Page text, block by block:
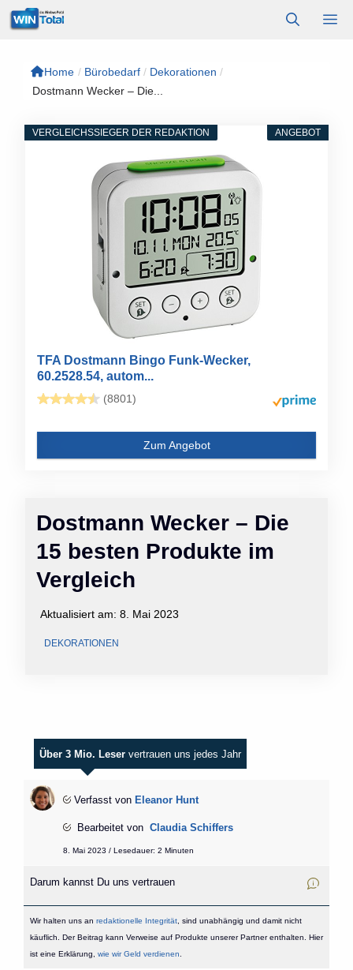
Zum
Inhalt
Home / Bürobedarf / Dekorationen /
Dostmann Wecker – Die...
Dostmann Wecker – Die
15 besten Produkte im
Vergleich
Aktualisiert am: 8. Mai 2023
DEKORATIONEN
ANGEBOT
VERGLEICHSSIEGER DER REDAKTION
TFA Dostmann Bingo Funk-Wecker,
60.2528.54, autom...
(8801)
Zum Angebot
Über 3 Mio. Leser vertrauen uns jedes Jahr
Verfasst von Eleanor Hunt
Bearbeitet von Claudia Schiffers
8. Mai 2023 / Lesedauer: 2 Minuten
Darum kannst Du uns vertrauen
Wir halten uns an redaktionelle Integrität, sind unabhängig und damit nicht
käuflich. Der Beitrag kann Verweise auf Produkte unserer Partner enthalten. Hier
ist eine Erklärung, wie wir Geld verdienen